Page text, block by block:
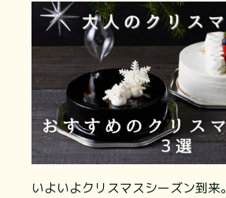
いよいよクリスマスシーズン到来。